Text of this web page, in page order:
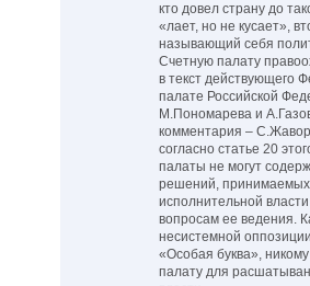
кто довел страну до
«лает, но не кусает»,
называющий себя
Счетную палату
в текст действующего
палате Российской
М.Пономарева и
комментария –
согласно статье 20
палаты не могут
решений, принимаемых
исполнительной
вопросам ее ведения.
несистемной
«Особая буква»,
палату для